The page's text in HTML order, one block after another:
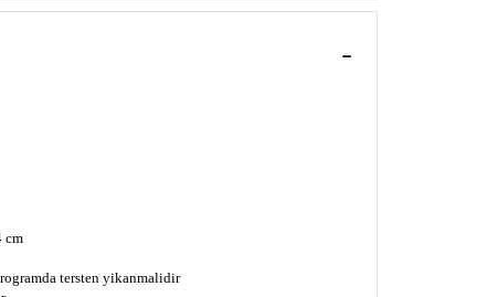
cm
tersten yikanmalidir